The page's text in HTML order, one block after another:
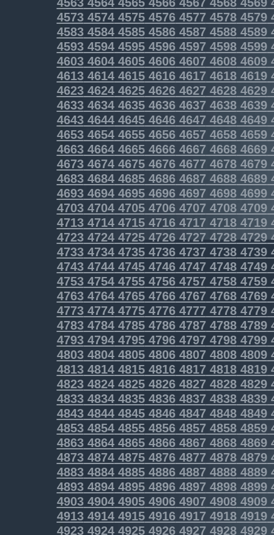
4573457445754576457745784579
4583458445854586458745884589
4593459445954596459745984599
46034604460546064607 46084609
46134614461546164617 46184619
46234624462546264627 46284629
4633463446354636463746384639
4643464446454646464746484649
4653465446554656465746584659
46634664466546664667 46684669
46734674467546764677 46784679
46834684468546864687 46884689
46934694469546964697 46984699
47034704470547064707 47084709
47134714471547164717 47184719
4723472447254726472747284729
4733473447354736473747384739
4743474447454746474747484749
4753475447554756475747584759
4763476447654766476747684769
4773477447754776477747784779
4783478447854786478747884789
4793479447954796479747984799
4803480448054806480748084809
4813481448154816481748184819
4823482448254826482748284829
4833483448354836483748384839
4843484448454846484748484849
4853485448554856485748584859
4863486448654866486748684869
4873487448754876487748784879
4883488448854886488748884889
4893489448954896489748984899
49034904490549064907 49084909
49134914491549164917 49184919
4923492449254926492749284929